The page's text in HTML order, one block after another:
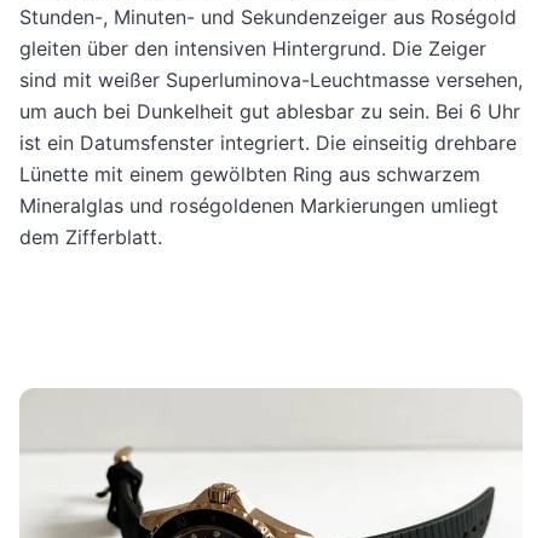
Stunden-, Minuten- und Sekundenzeiger aus Roségold
gleiten über den intensiven Hintergrund. Die Zeiger
sind mit weißer Superluminova-Leuchtmasse versehen,
um auch bei Dunkelheit gut ablesbar zu sein. Bei 6 Uhr
ist ein Datumsfenster integriert. Die einseitig drehbare
Lünette mit einem gewölbten Ring aus schwarzem
Mineralglas und roségoldenen Markierungen umliegt
dem Zifferblatt.